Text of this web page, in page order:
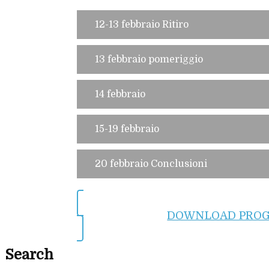
12-13 febbraio Ritiro
13 febbraio pomeriggio
14 febbraio
15-19 febbraio
20 febbraio Conclusioni
DOWNLOAD
Search